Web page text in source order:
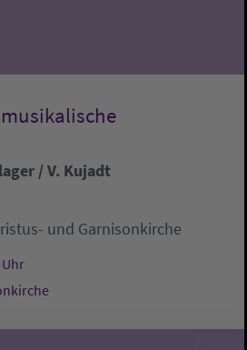
/ V. Kujadt
und Garnisonkirche
Uhr